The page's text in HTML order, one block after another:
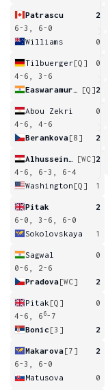
Patrascu
2
6-3, 6-0
Williams
0
Tilbuerger[Q]
0
4-6, 3-6
[Q]2
Abou Zekri
0
4-6, 4-6
Berankova[8] 2
[WC]2
4-6, 6-3, 6-4
Washington [Q] 1
Pitak
2
6-0, 3-6, 6-0
Sokolovskaya
1
Sagwal
0
0-6, 2-6
Pradova[WC] 2
Pitak [Q]
0
4-6, 6 6-7
Bonic [3] 2
Makarova[7]
2
6-3, 6-0
Matusova
0